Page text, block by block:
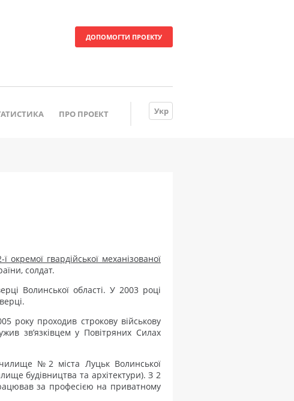
ДОПОМОГТИ ПРОЕКТУ
ПРО ПРОЕКТ Укр
ї окремої гвардійської механізованої
солдат.
Волинської області. У 2003 році
року проходив строкову військову
зв’язківцем у Повітряних Силах
№2 міста Луцьк Волинської
будівництва та архітектури). З 2
за професією на приватному